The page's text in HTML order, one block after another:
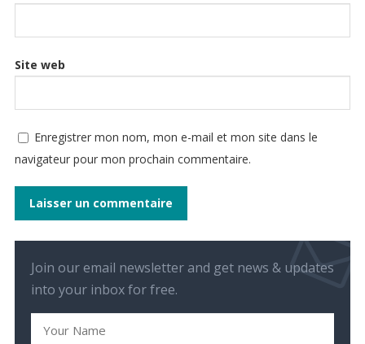
Site web
Enregistrer mon nom, mon e-mail et mon site dans le
navigateur pour mon prochain commentaire.
Join our email newsletter and get news & updates
into your inbox for free.